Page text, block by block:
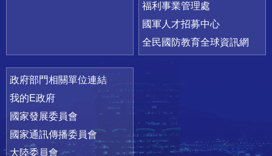
福利事業管理處
國軍人才招募中心
全民國防教育全球資訊網
政府部門相關單位連結
我的E政府
國家發展委員會
國家通訊傳播委員會
大陸委員會